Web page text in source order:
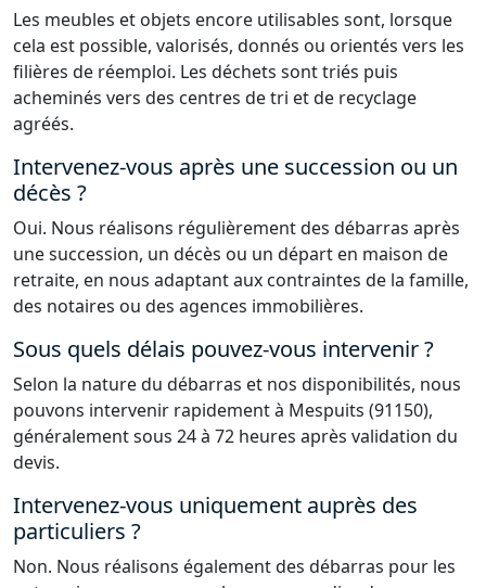
Les meubles et objets encore utilisables sont, lorsque
cela est possible, valorisés, donnés ou orientés vers les
filières de réemploi. Les déchets sont triés puis
acheminés vers des centres de tri et de recyclage
agréés.
Intervenez-vous après une succession ou un
décès ?
Oui. Nous réalisons régulièrement des débarras après
une succession, un décès ou un départ en maison de
retraite, en nous adaptant aux contraintes de la famille,
des notaires ou des agences immobilières.
Sous quels délais pouvez-vous intervenir ?
Selon la nature du débarras et nos disponibilités, nous
pouvons intervenir rapidement à Mespuits (91150),
généralement sous 24 à 72 heures après validation du
devis.
Intervenez-vous uniquement auprès des
particuliers ?
Non. Nous réalisons également des débarras pour les